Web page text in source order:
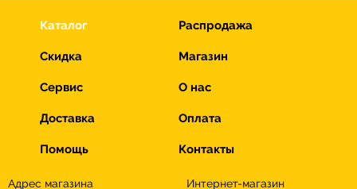
Каталог Распродажа
Скидка Магазин
Сервис О нас
Доставка Оплата
Помощь Контакты
Адрес магазина Интернет-магазин